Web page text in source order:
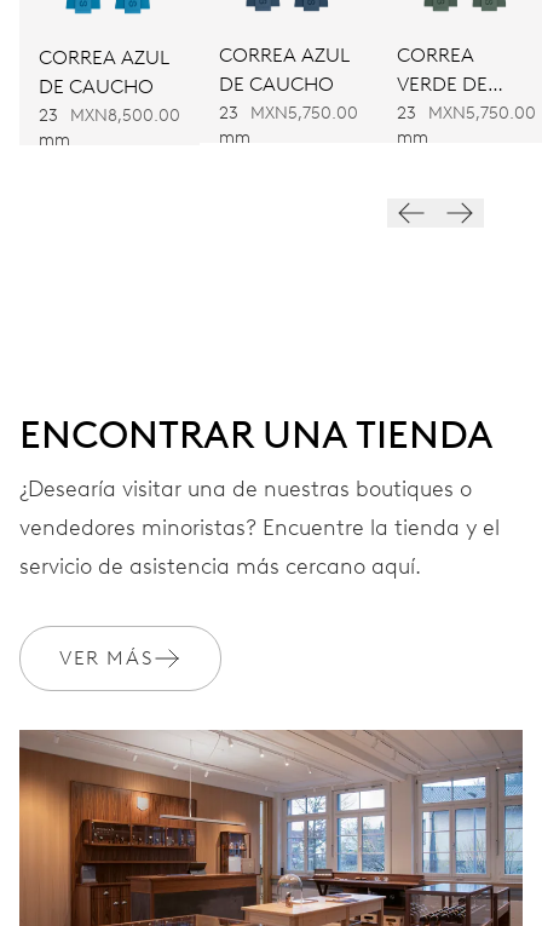
Remonte automático
FRECUENCIA
28’800 A/h, 4 Hz
GARANTÍA
Únete a MyOris y amplía gratis tu garantía a 10 años
MYORIS
CORREA AZUL
DE CAUCHO
23
mm
MXN8,500.00
CORREA AZUL
DE CAUCHO
23
mm
MXN5,750.00
CORREA
VERDE DE
CAUCHO
23
mm
MXN5,750.00
ENCONTRAR UNA TIENDA
¿Desearía visitar una de nuestras boutiques o
vendedores minoristas? Encuentre la tienda y el
servicio de asistencia más cercano aquí.
VER MÁS